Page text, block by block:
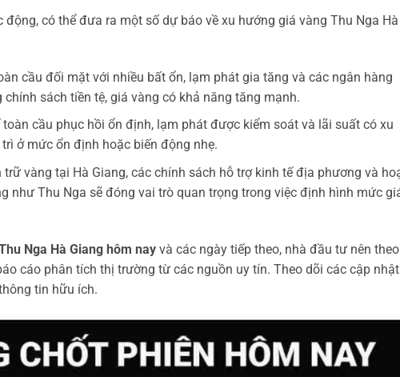
động, có thể đưa ra một số dự báo về xu hướng giá vàng Thu Nga Hà
cầu đối mặt với nhiều bất ổn, lạm phát gia tăng và các ngân hàng
sách tiền tệ, giá vàng có khả năng tăng mạnh.
toàn cầu phục hồi ổn định, lạm phát được kiểm soát và lãi suất có xu
ở mức ổn định hoặc biến động nhẹ.
trữ vàng tại Hà Giang, các chính sách hỗ trợ kinh tế địa phương và
như Thu Nga sẽ đóng vai trò quan trọng trong việc định hình mức
Nga Hà Giang hôm nay và các ngày tiếp theo, nhà đầu tư nên theo
cáo phân tích thị trường từ các nguồn uy tín. Theo dõi các cập nhật
tin hữu ích.